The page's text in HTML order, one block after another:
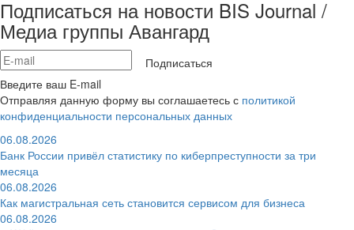
Подписаться на новости BIS Journal /
Медиа группы Авангард
Подписаться
Введите ваш E-mail
Отправляя данную форму вы соглашаетесь с политикой
конфиденциальности персональных данных
06.08.2026
Банк России привёл статистику по киберпреступности за три
месяца
06.08.2026
Как магистральная сеть становится сервисом для бизнеса
06.08.2026